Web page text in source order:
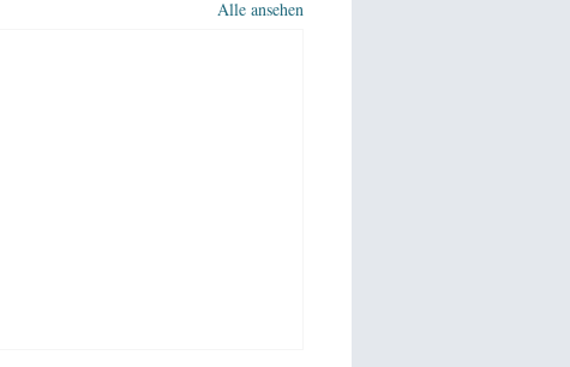
Alle ansehen